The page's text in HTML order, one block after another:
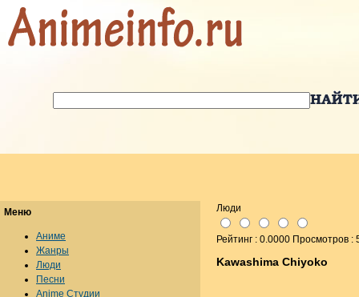
Люди
Рейтинг : 0.0000 Просмотров :
Kawashima Chiyoko
Меню
Аниме
Жанры
Люди
Песни
Anime Студии